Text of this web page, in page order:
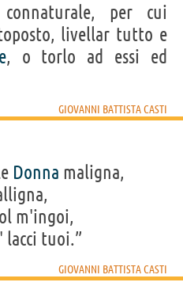
VT
Giovanni Battista Casti
per cui cerca
per cui
livellar tutto e
, o torlo ad essi ed
GIOVANNI BATTISTA CASTI
Donna maligna,
m'ingoi,
tuoi.”
GIOVANNI BATTISTA CASTI